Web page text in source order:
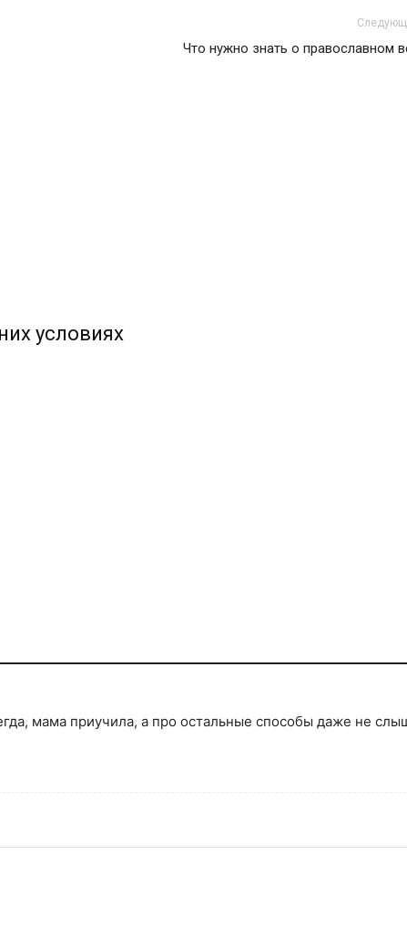
Что нужно знать о православном
условиях
мама приучила, а про остальные способы даже не